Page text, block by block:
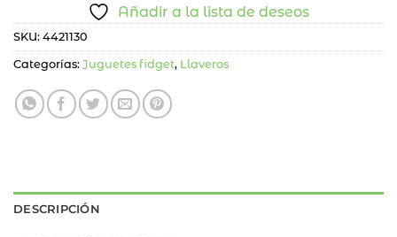
Añadir a la lista de deseos
SKU: 4421130
Categorías: Juguetes fidget, Llaveros
DESCRIPCIÓN